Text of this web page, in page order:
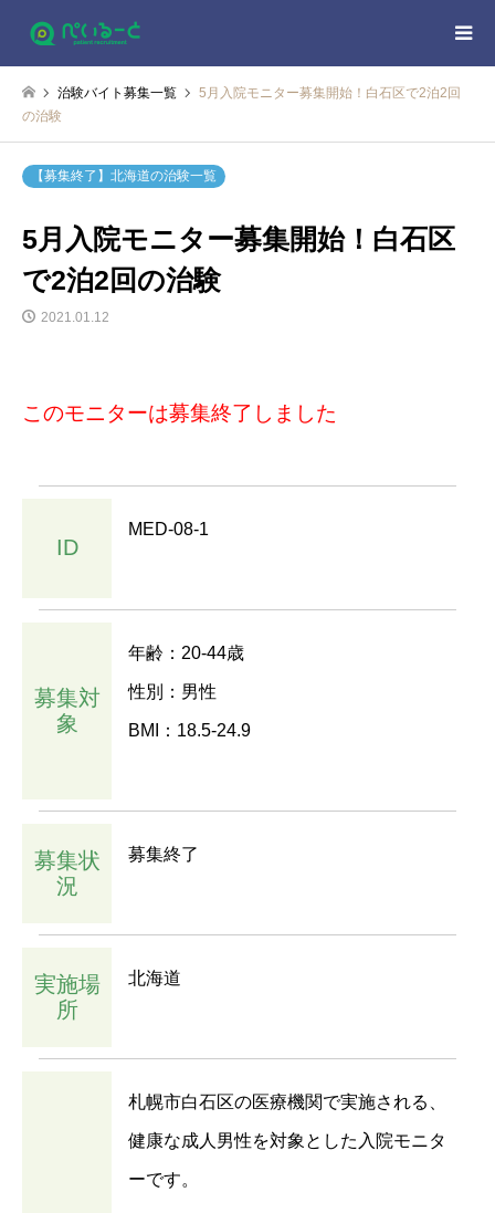
治験バイト募集一覧
5月入院モニター募集開始！白石区で2泊2回
の治験
【募集終了】北海道の治験一覧
5月入院モニター募集開始！白石区
で2泊2回の治験
2021.01.12
このモニターは募集終了しました
ID
MED-08-1
募集対
象
年齢：20-44歳
性別：男性
BMI：18.5-24.9
募集状
況
募集終了
実施場
所
北海道
札幌市白石区の医療機関で実施される、
健康な成人男性を対象とした入院モニタ
ーです。